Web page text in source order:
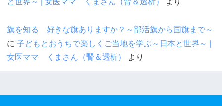
旗を知る 好きな旗ありますか？～部活旗から国旗まで～
に 子どもとおうちで楽しくご当地を学ぶ～日本と世界～ |
女医ママ くまさん（腎＆透析）
より